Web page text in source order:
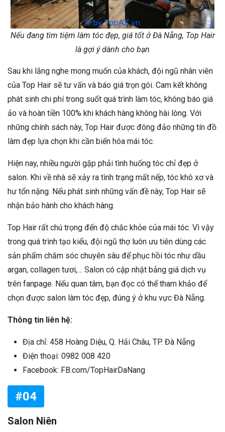
Nếu đang tìm tiệm làm tóc đẹp, giá tốt ở Đà Nẵng, Top Hair
là gợi ý dành cho bạn
Sau khi lắng nghe mong muốn của khách, đội ngũ nhân viên
của Top Hair sẽ tư vấn và báo giá trọn gói. Cam kết không
phát sinh chi phí trong suốt quá trình làm tóc, không báo giá
ảo và hoàn tiền 100% khi khách hàng không hài lòng. Với
những chính sách này, Top Hair được đông đảo những tín đồ
làm đẹp lựa chọn khi cần biến hóa mái tóc.
Hiện nay, nhiều người gặp phải tình huống tóc chỉ đẹp ở
salon. Khi về nhà sẽ xảy ra tình trạng mất nếp, tóc khô xơ và
hư tổn nặng. Nếu phát sinh những vấn đề này, Top Hair sẽ
nhận bảo hành cho khách hàng.
Top Hair rất chú trọng đến độ chắc khỏe của mái tóc. Vì vậy
trong quá trình tạo kiểu, đội ngũ thợ luôn ưu tiên dùng các
sản phẩm chăm sóc chuyên sâu để phục hồi tóc như dầu
argan, collagen tươi,… Salon có cập nhật bảng giá dịch vụ
trên fanpage. Nếu quan tâm, bạn đọc có thể tham khảo để
chọn được salon làm tóc đẹp, đúng ý ở khu vực Đà Nẵng.
Thông tin liên hệ:
Địa chỉ: 458 Hoàng Diệu, Q. Hải Châu, TP. Đà Nẵng
Điện thoại: 0982 008 420
Facebook: FB.com/TopHairDaNang
#04
Salon Niên